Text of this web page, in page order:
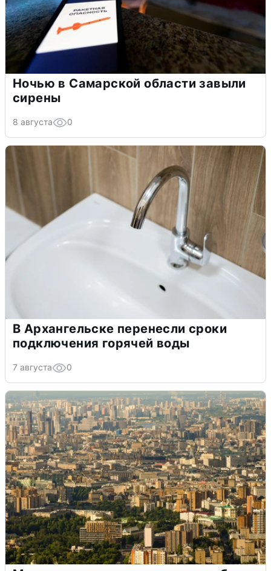
Ночью в Самарской области завыли
сирены
8 августа 0
В Архангельске перенесли сроки
подключения горячей воды
7 августа 0